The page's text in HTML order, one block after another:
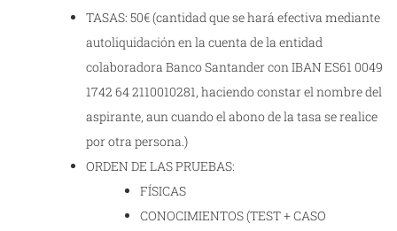
TASAS: 50€ (cantidad que se hará efectiva mediante
autoliquidación en la cuenta de la entidad
colaboradora Banco Santander con IBAN ES61 0049
1742 64 2110010281, haciendo constar el nombre del
aspirante, aun cuando el abono de la tasa se realice
por otra persona.)
ORDEN DE LAS PRUEBAS:
FÍSICAS
CONOCIMIENTOS (TEST + CASO